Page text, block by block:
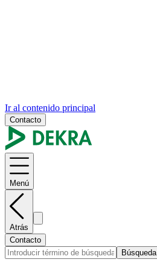
Ir al contenido principal
Contacto
Menú
Atrás
Contacto
Búsqueda